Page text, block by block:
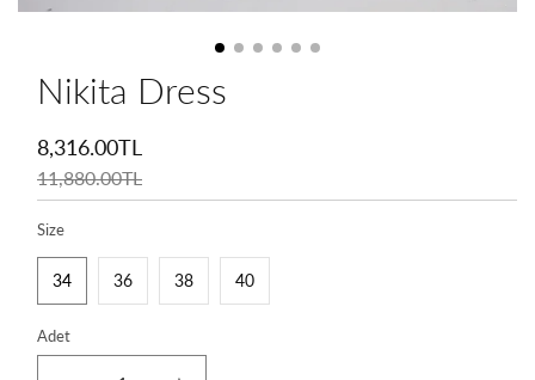
Nikita Dress
8,316.00TL
Normal
11,880.00TL
Size
34 36 38 40
Adet